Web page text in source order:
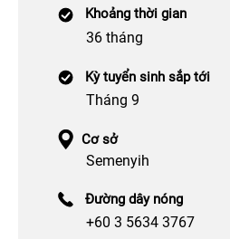
Khoảng thời gian
36 tháng
Kỳ tuyển sinh sắp tới
Tháng 9
Cơ sở
Semenyih
Đường dây nóng
+60 3 5634 3767